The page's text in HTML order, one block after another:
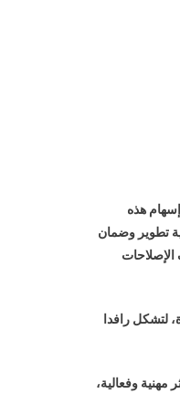
هذه
تطوير وضمان
الإصلاحات
لتشكل رافدا
مهنية وفعالية،